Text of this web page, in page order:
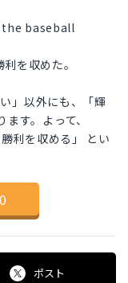
baseball
を収めた。
」以外にも、「輝
す。よって、
利を収める」 とい
0
ポスト